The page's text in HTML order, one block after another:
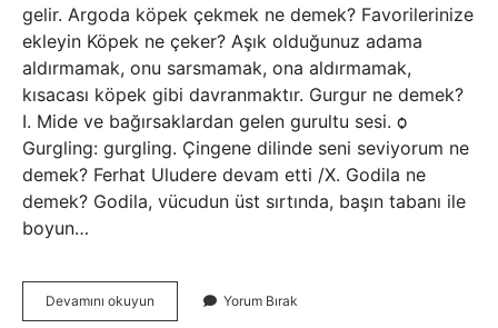
gelir. Argoda köpek çekmek ne demek? Favorilerinize
ekleyin Köpek ne çeker? Aşık olduğunuz adama
aldırmamak, onu sarsmamak, ona aldırmamak,
kısacası köpek gibi davranmaktır. Gurgur ne demek?
I. Mide ve bağırsaklardan gelen gurultu sesi. ѻ
Gurgling: gurgling. Çingene dilinde seni seviyorum ne
demek? Ferhat Uludere devam etti /X. Godila ne
demek? Godila, vücudun üst sırtında, başın tabanı ile
boyun…
Devamını okuyun
Ne
Yorum Bırak